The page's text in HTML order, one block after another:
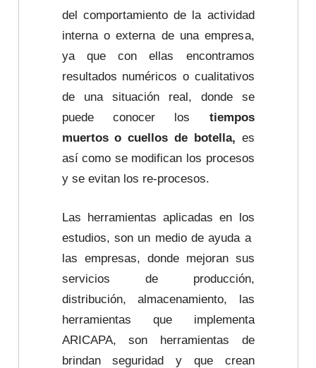
del comportamiento de la actividad
interna o externa de una empresa,
ya que con ellas encontramos
resultados numéricos o cualitativos
de una situación real, donde se
puede conocer los tiempos
muertos o cuellos de botella, es
así como se modifican los procesos
y se evitan los re-procesos.
Las herramientas aplicadas en los
estudios, son un medio de ayuda a
las empresas, donde mejoran sus
servicios de producción,
distribución, almacenamiento, las
herramientas que implementa
ARICAPA, son herramientas de
brindan seguridad y que crean